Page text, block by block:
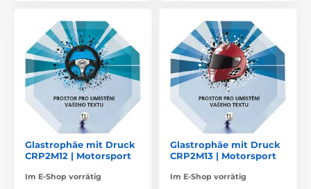
Glastrophäe mit Druck
CRP2M12 | Motorsport
Im E-Shop vorrätig
Glastrophäe mit Druck
CRP2M13 | Motorsport
Im E-Shop vorrätig